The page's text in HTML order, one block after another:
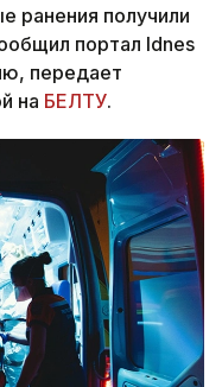
ранения получили
портал Idnes
передает
на БЕЛТУ.